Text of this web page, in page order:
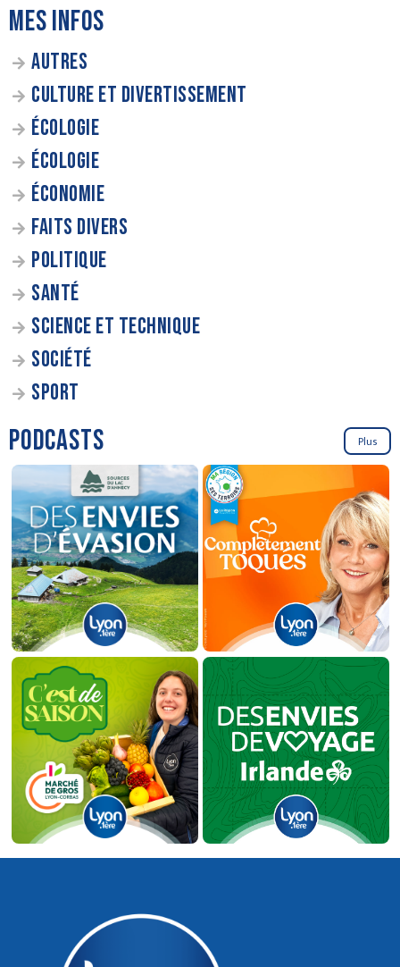
MES INFOS
AUTRES
CULTURE ET DIVERTISSEMENT
ÉCOLOGIE
ÉCOLOGIE
ÉCONOMIE
FAITS DIVERS
POLITIQUE
SANTÉ
SCIENCE ET TECHNIQUE
SOCIÉTÉ
SPORT
PODCASTS Plus